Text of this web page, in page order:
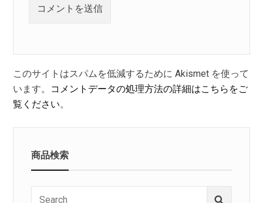
このサイトはスパムを低減するために Akismet を使って
います。 コメントデータの処理方法の詳細はこちらをご
覧ください。
商品検索